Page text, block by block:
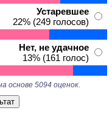
Устаревшее
22% (249 голосов)
Нет, не удачное
13% (161 голос)
основе 5094 оценок.